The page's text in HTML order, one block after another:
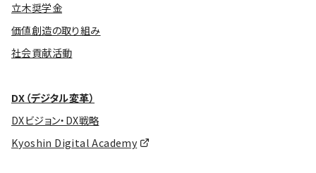
立木奨学金
価値創造の取り組み
社会貢献活動
DX（デジタル変革）
DXビジョン・DX戦略
Kyoshin Digital Academy